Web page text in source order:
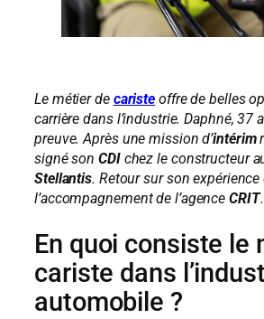
Le métier de cariste offre de belles
carrière dans l’industrie. Daphné, 37
preuve. Après une mission d’intérim
signé sonCDIchez le constructeur
Stellantis. Retour sur son expérience
l’accompagnement de l’agenceCRIT.
En quoi consiste le
cariste dans
automobile ?